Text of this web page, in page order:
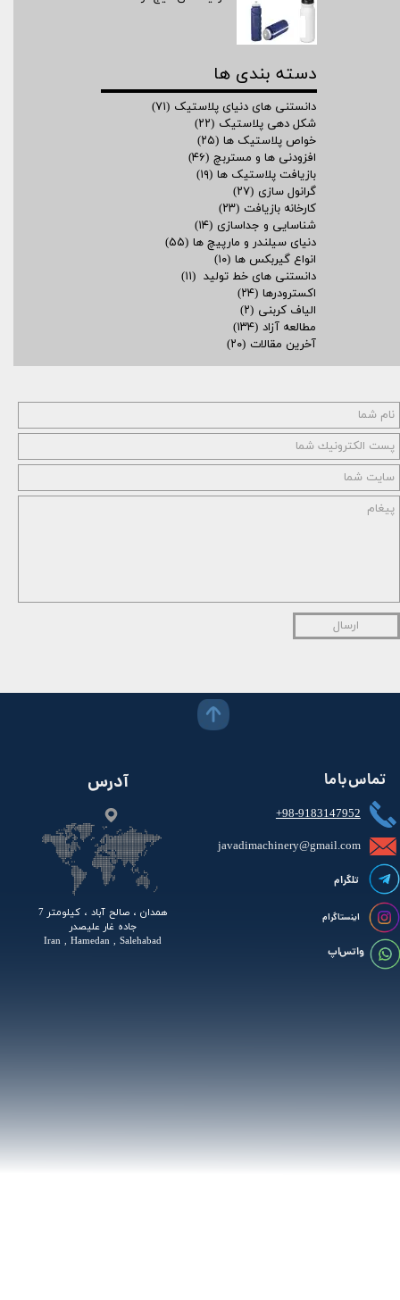
ارسال
دسته بندی ها
دانستنی های دنیای پلاستیک (۷۱)
شکل دهی پلاستیک (۲۲)
خواص پلاستیک ها (۲۵)
افزودنی ها و مستربچ (۴۶)
بازیافت پلاستیک ها (۱۹)
گرانول سازی (۲۷)
کارخانه بازیافت (۲۳)
شناسایی و جداسازی (۱۴)
دنیای سیلندر و مارپیچ ها (۵۵)
انواع گیربکس ها (۱۰)
دانستنی های خط تولید (۱۱)
اکسترودرها (۲۴)
الیاف کربنی (۲)
مطالعه آزاد (۱۳۴)
آخرین مقالات (۲۰)
+98-9183147952
همدان ، صالح آباد ، کیلومتر 7
جاده غار علیصدر
Iran , Hamedan , Salehabad
آدرس تماس با ما
اینستاگرام
javadimachinery@gmail.com​​​​​​​​
تلگرام
واتس اپ